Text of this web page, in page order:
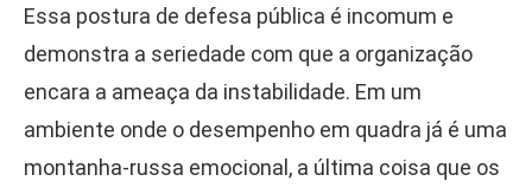
Essa postura de defesa pública é incomum e
demonstra a seriedade com que a organização
encara a ameaça da instabilidade. Em um
ambiente onde o desempenho em quadra já é uma
montanha-russa emocional, a última coisa que os